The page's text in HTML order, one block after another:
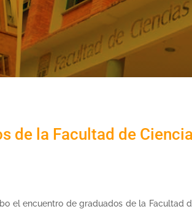
de la Facultad de
el encuentro de graduados de la